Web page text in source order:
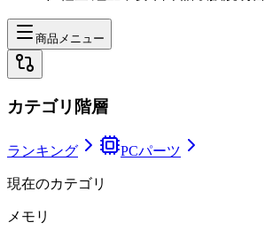
商品メニュー
カテゴリ階層
ランキング PCパーツ
現在のカテゴリ
メモリ